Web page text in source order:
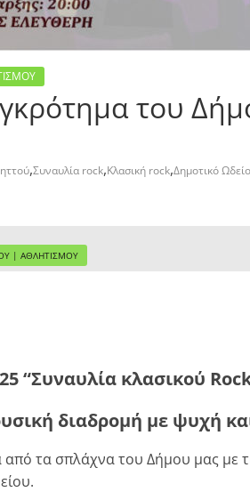
του
,Συναυλία rock,Κλασική rock,Δημοτικό Ωδείο
| ΑΘΛΗΤΙΣΜΟΥ
“Συναυλία κλασικού
διαδρομή με ψυχή
τα σπλάχνα του Δήμου μας με